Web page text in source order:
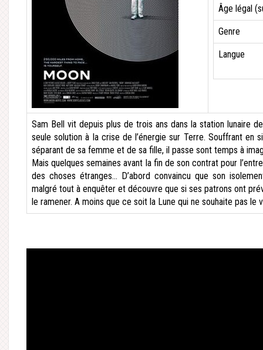
Âge légal
Genre
Langue
Sam Bell vit depuis plus de trois ans dans la station lunaire
seule solution à la crise de l’énergie sur Terre. Souffrant
séparant de sa femme et de sa fille, il passe sont temps à
Mais quelques semaines avant la fin de son contrat pour
des choses étranges… D’abord convaincu que son
malgré tout à enquêter et découvre que si ses patrons ont
le ramener. A moins que ce soit la Lune qui ne souhaite pas le